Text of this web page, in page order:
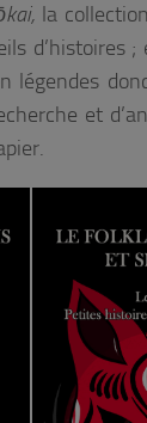
la collection
d’histoires
légendes
et